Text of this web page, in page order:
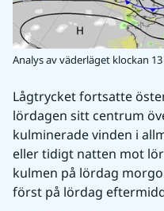
Analys av väderläget klockan
Lågtrycket fortsatte
lördagen sitt centrum
kulminerade vinden i
eller tidigt natten mot
kulmen på lördag
först på lördag